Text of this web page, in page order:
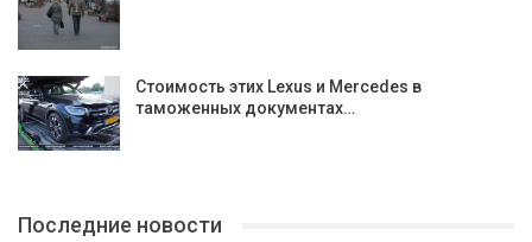
Стоимость этих Lexus и Mercedes в
таможенных документах…
Последние новости